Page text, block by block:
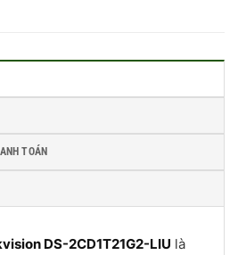
TOÁN
DS-2CD1T21G2-LIU là